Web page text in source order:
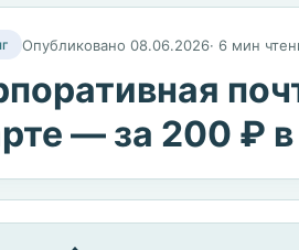
Опубликовано 08.06.2026· 6 мин
— за 200 ₽